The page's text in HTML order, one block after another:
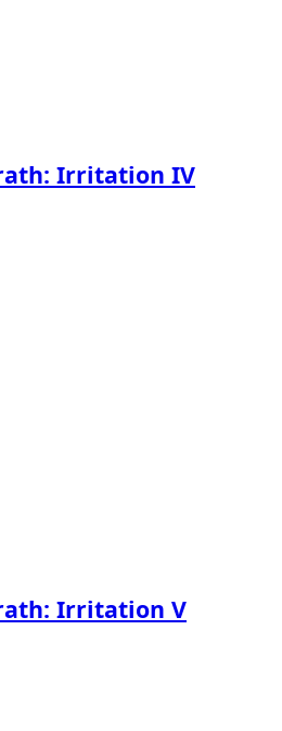
Irritation IV
Irritation V